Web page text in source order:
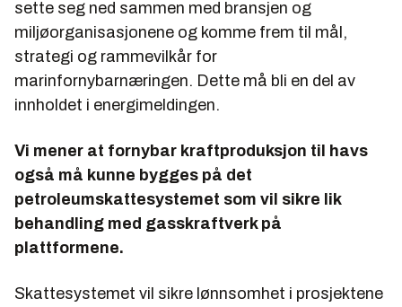
sette seg ned sammen med bransjen og
miljøorganisasjonene og komme frem til mål,
strategi og rammevilkår for
marinfornybarnæringen. Dette må bli en del av
innholdet i energimeldingen.
Vi mener at fornybar kraftproduksjon til havs
også må kunne bygges på det
petroleumskattesystemet som vil sikre lik
behandling med gasskraftverk på
plattformene.
Skattesystemet vil sikre lønnsomhet i prosjektene